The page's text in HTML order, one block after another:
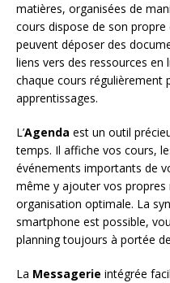
matières, organisées de
cours dispose de son
peuvent déposer des
liens vers des ressources en
chaque cours régulièrement
apprentissages.
L’Agenda est un outil
temps. Il affiche vos cours,
événements importants de
même y ajouter vos propres
organisation optimale. La
smartphone est possible,
planning toujours à portée
La Messagerie intégrée